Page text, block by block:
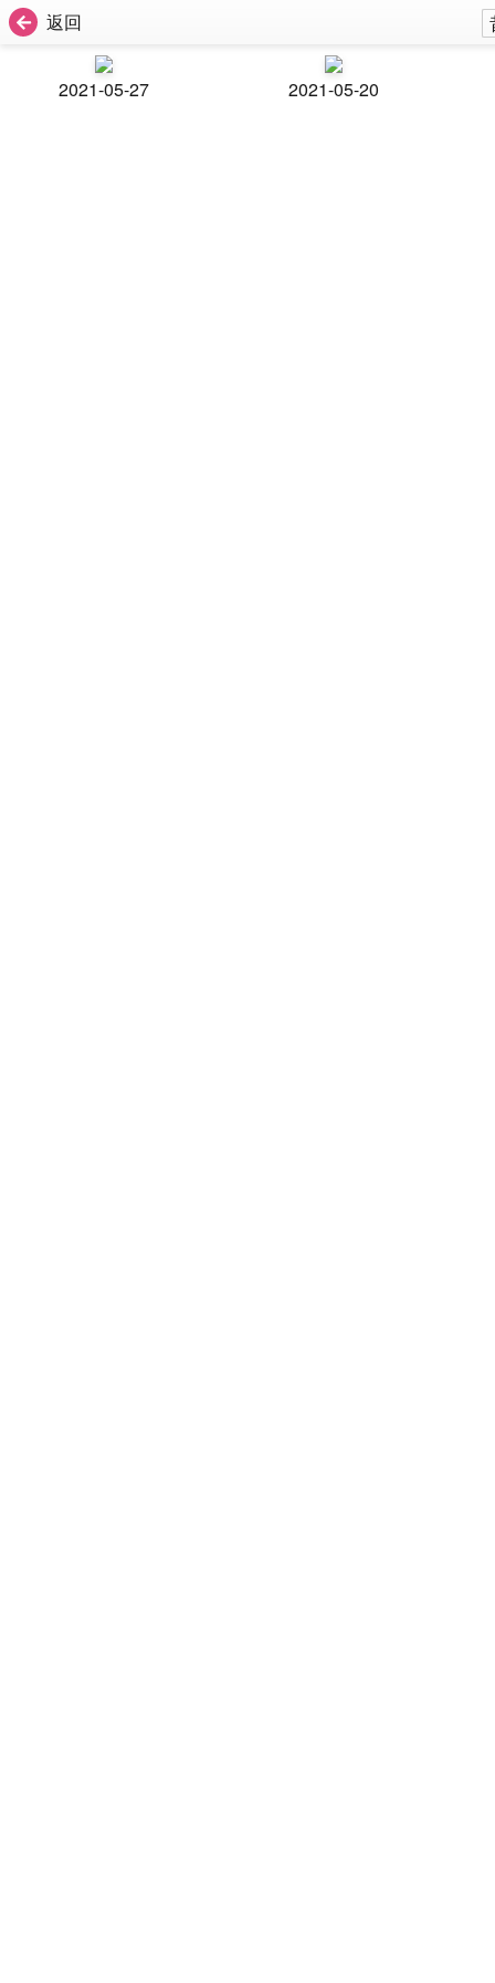
返回
2021-05-27 2021-05-20